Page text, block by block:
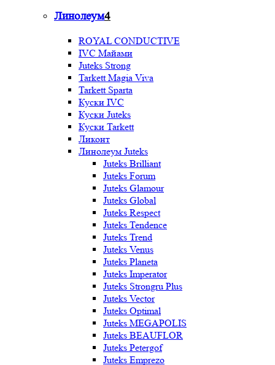
Линолеум4
ROYAL CONDUCTIVE
IVC Майами
Juteks Strong
Tarkett Magia Viva
Tarkett Sparta
Куски IVC
Куски Juteks
Куски Tarkett
Ликонт
Линолеум Juteks
Juteks Brilliant
Juteks Forum
Juteks Glamour
Juteks Global
Juteks Respect
Juteks Tendence
Juteks Trend
Juteks Venus
Juteks Planeta
Juteks Imperator
Juteks Strongru Plus
Juteks Vector
Juteks Optimal
Juteks MEGAPOLIS
Juteks BEAUFLOR
Juteks Petergof
Juteks Emprezo